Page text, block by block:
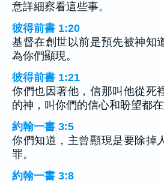
意詳細察看這些事。
彼得前書 1:20
基督在創世以前是預先被神知
為你們顯現。
彼得前書 1:21
你們也因著他，信那叫他從死
的神，叫你們的信心和盼望都在
約翰一書 3:5
你們知道，主曾顯現是要除掉
罪。
約翰一書 3:8